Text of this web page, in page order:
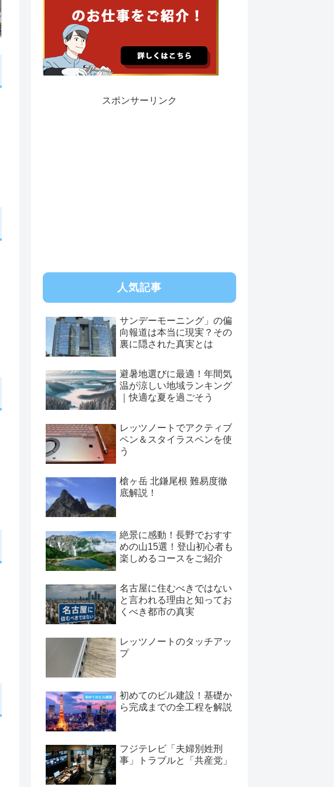
スポンサーリンク
人気記事
サンデーモーニング」の偏
向報道は本当に現実？その
裏に隠された真実とは
避暑地選びに最適！年間気
温が涼しい地域ランキング
｜快適な夏を過ごそう
レッツノートでアクティブ
ペン＆スタイラスペンを使
う
槍ヶ岳 北鎌尾根 難易度徹
底解説！
絶景に感動！長野でおすす
めの山15選！登山初心者も
楽しめるコースをご紹介
名古屋に住むべきではない
と言われる理由と知ってお
くべき都市の真実
レッツノートのタッチアッ
プ
初めてのビル建設！基礎か
ら完成までの全工程を解説
フジテレビ「夫婦別姓刑
事」トラブルと「共産党」